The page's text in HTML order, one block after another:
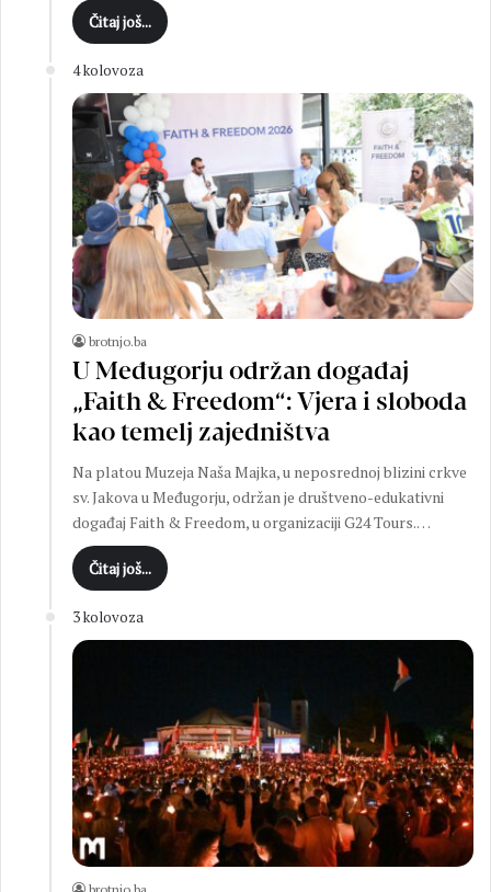
Čitaj još...
4 kolovoza
brotnjo.ba
U Međugorju održan događaj
„Faith & Freedom“: Vjera i sloboda
kao temelj zajedništva
Na platou Muzeja Naša Majka, u neposrednoj blizini crkve
sv. Jakova u Međugorju, održan je društveno-edukativni
događaj Faith & Freedom, u organizaciji G24 Tours.…
Čitaj još...
3 kolovoza